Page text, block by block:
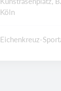
Köln
Eichenkreuz-